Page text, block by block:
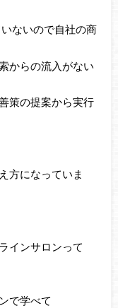
ないので自社の商
からの流入がない
策の提案から実行
方になっていま
インサロンって
で学べて